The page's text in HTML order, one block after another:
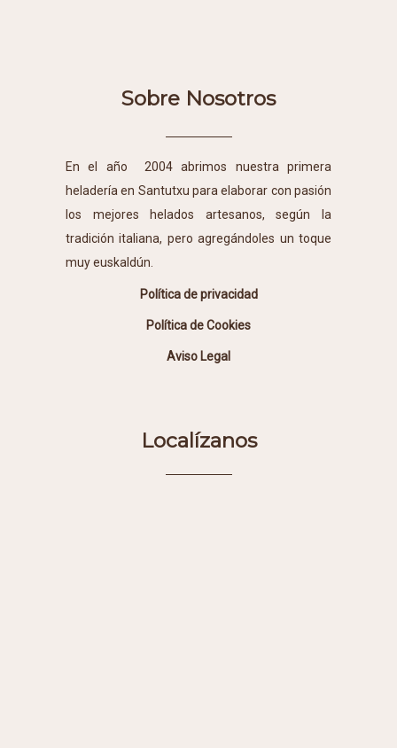
Sobre Nosotros
En el año 2004 abrimos nuestra primera
heladería en Santutxu para elaborar con pasión
los mejores helados artesanos, según la
tradición italiana, pero agregándoles un toque
muy euskaldún.
Política de privacidad
Política de Cookies
Aviso Legal
Localízanos